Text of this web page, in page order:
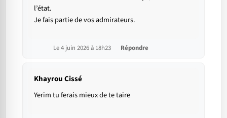
l’état.
Je fais partie de vos admirateurs.
Le 4 juin 2026 à 18h23 Répondre
Khayrou Cissé
Yerim tu ferais mieux de te taire